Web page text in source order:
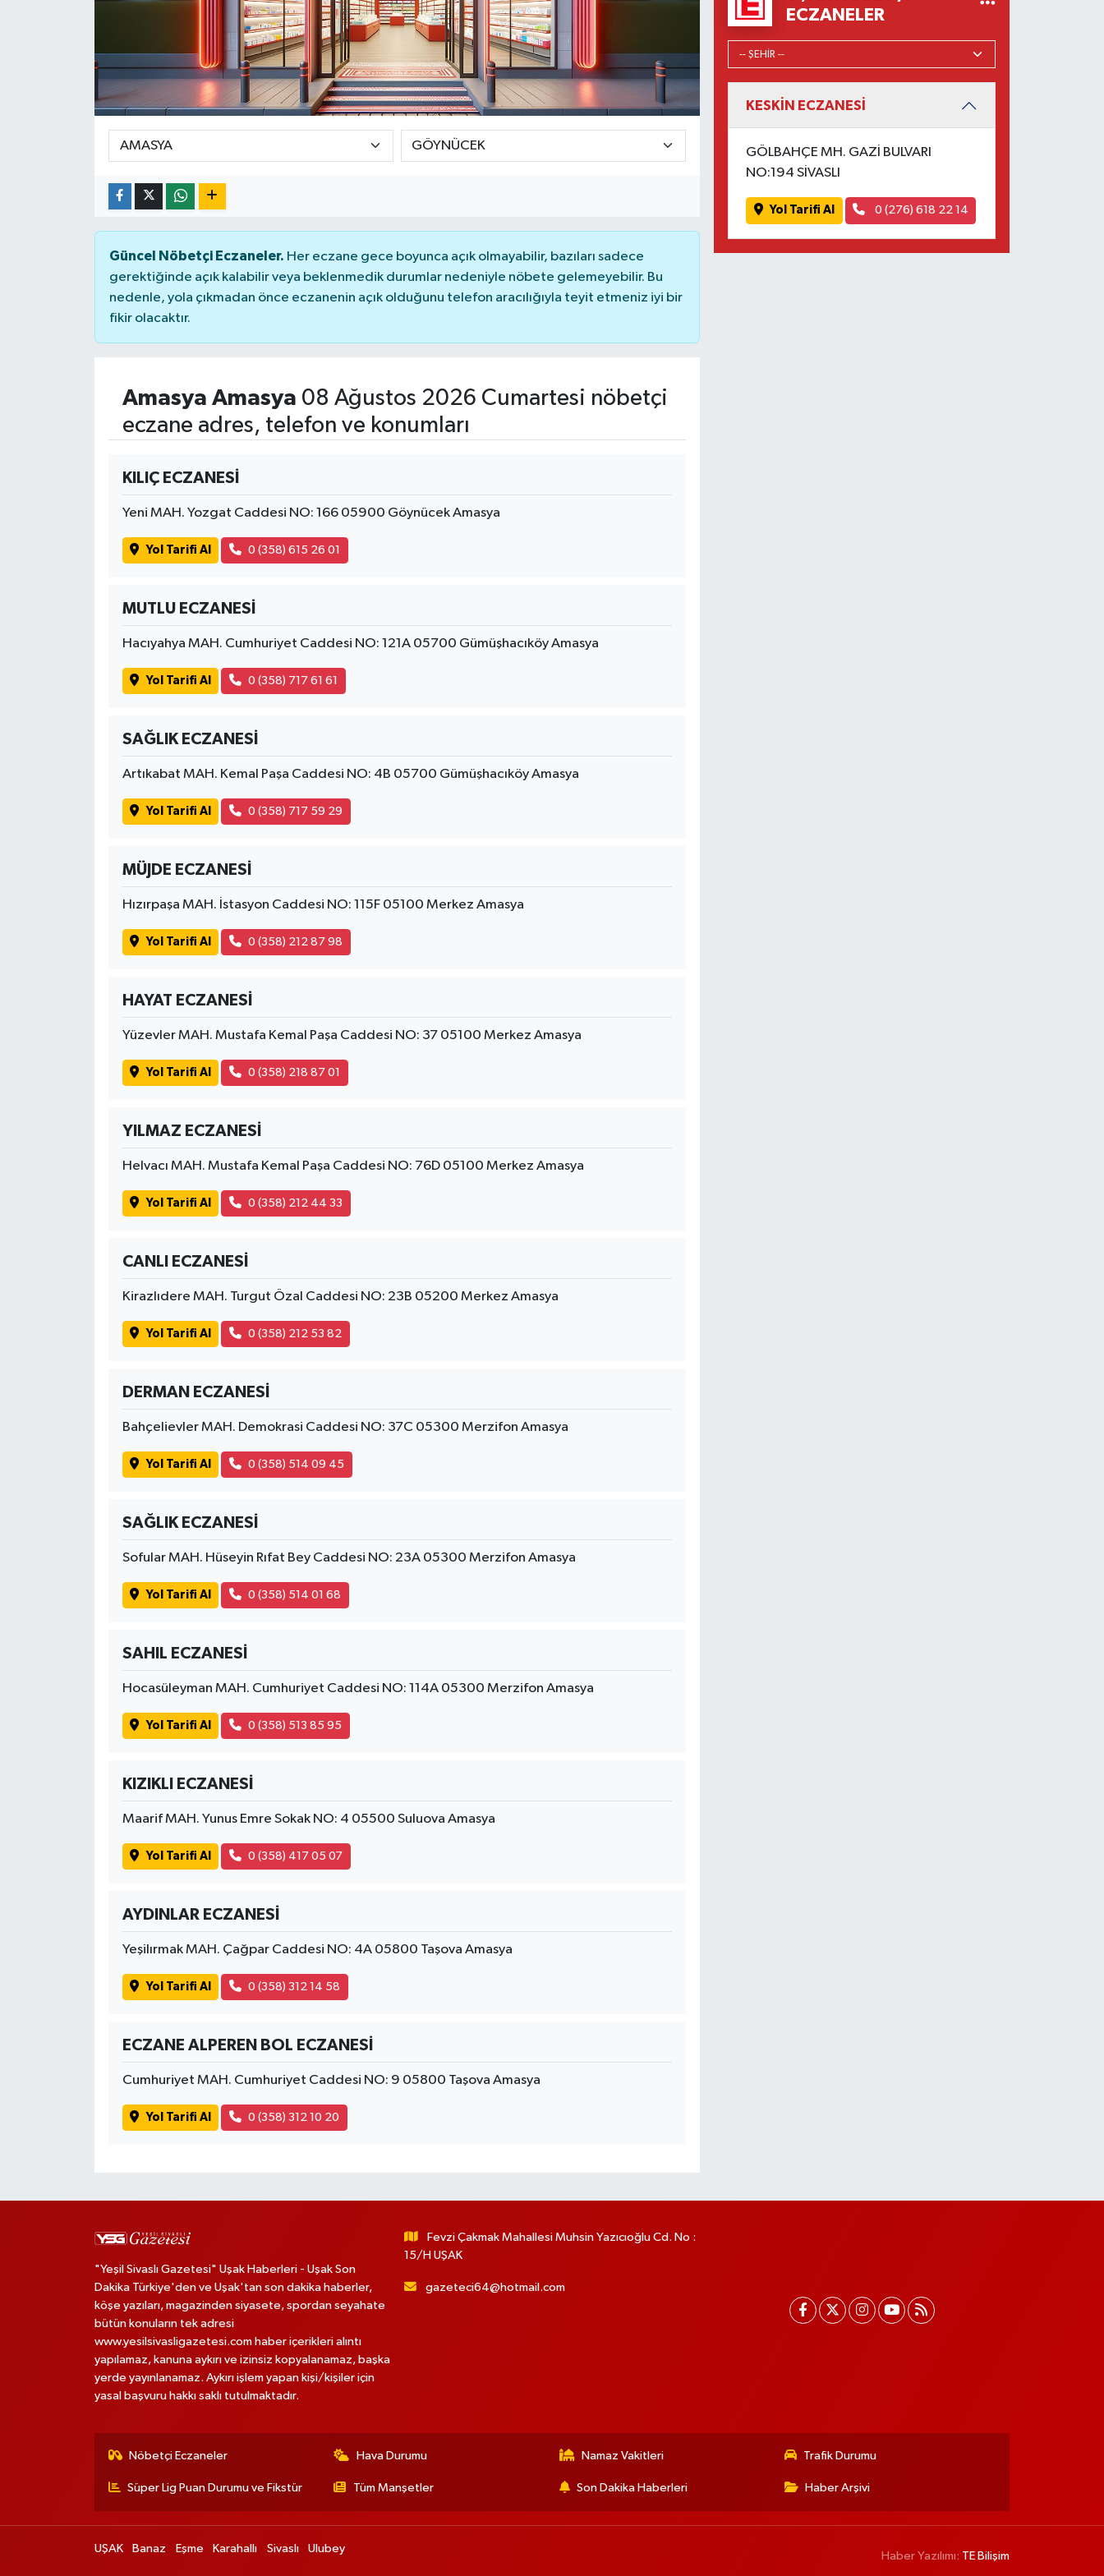
Güncel Nöbetçi Eczaneler. Her eczane gece boyunca açık olmayabilir, bazıları sadece
gerektiğinde açık kalabilir veya beklenmedik durumlar nedeniyle nöbete gelemeyebilir. Bu
nedenle, yola çıkmadan önce eczanenin açık olduğunu telefon aracılığıyla teyit etmeniz iyi bir
fikir olacaktır.
Amasya Amasya 08 Ağustos 2026 Cumartesi nöbetçi
eczane adres, telefon ve konumları
KILIÇ ECZANESİ
Yeni MAH. Yozgat Caddesi NO: 166 05900 Göynücek Amasya
Yol Tarifi Al 0 (358) 615 26 01
MUTLU ECZANESİ
Hacıyahya MAH. Cumhuriyet Caddesi NO: 121A 05700 Gümüşhacıköy Amasya
Yol Tarifi Al 0 (358) 717 61 61
SAĞLIK ECZANESİ
Artıkabat MAH. Kemal Paşa Caddesi NO: 4B 05700 Gümüşhacıköy Amasya
Yol Tarifi Al 0 (358) 717 59 29
MÜJDE ECZANESİ
Hızırpaşa MAH. İstasyon Caddesi NO: 115F 05100 Merkez Amasya
Yol Tarifi Al 0 (358) 212 87 98
HAYAT ECZANESİ
Yüzevler MAH. Mustafa Kemal Paşa Caddesi NO: 37 05100 Merkez Amasya
Yol Tarifi Al 0 (358) 218 87 01
YILMAZ ECZANESİ
Helvacı MAH. Mustafa Kemal Paşa Caddesi NO: 76D 05100 Merkez Amasya
Yol Tarifi Al 0 (358) 212 44 33
CANLI ECZANESİ
Kirazlıdere MAH. Turgut Özal Caddesi NO: 23B 05200 Merkez Amasya
Yol Tarifi Al 0 (358) 212 53 82
DERMAN ECZANESİ
Bahçelievler MAH. Demokrasi Caddesi NO: 37C 05300 Merzifon Amasya
Yol Tarifi Al 0 (358) 514 09 45
SAĞLIK ECZANESİ
Sofular MAH. Hüseyin Rıfat Bey Caddesi NO: 23A 05300 Merzifon Amasya
Yol Tarifi Al 0 (358) 514 01 68
SAHIL ECZANESİ
Hocasüleyman MAH. Cumhuriyet Caddesi NO: 114A 05300 Merzifon Amasya
Yol Tarifi Al 0 (358) 513 85 95
KIZIKLI ECZANESİ
Maarif MAH. Yunus Emre Sokak NO: 4 05500 Suluova Amasya
Yol Tarifi Al 0 (358) 417 05 07
AYDINLAR ECZANESİ
Yeşilırmak MAH. Çağpar Caddesi NO: 4A 05800 Taşova Amasya
Yol Tarifi Al 0 (358) 312 14 58
ECZANE ALPEREN BOL ECZANESİ
Cumhuriyet MAH. Cumhuriyet Caddesi NO: 9 05800 Taşova Amasya
Yol Tarifi Al 0 (358) 312 10 20
ECZANELER
KESKİN ECZANESİ
GÖLBAHÇE MH. GAZİ BULVARI
NO:194 SİVASLI
Yol Tarifi Al 0 (276) 618 22 14
"Yeşil Sivaslı Gazetesi" Uşak Haberleri - Uşak Son
Dakika Türkiye'den ve Uşak'tan son dakika haberler,
köşe yazıları, magazinden siyasete, spordan seyahate
bütün konuların tek adresi
www.yesilsivasligazetesi.com haber içerikleri alıntı
yapılamaz, kanuna aykırı ve izinsiz kopyalanamaz, başka
yerde yayınlanamaz. Aykırı işlem yapan kişi/kişiler için
yasal başvuru hakkı saklı tutulmaktadır.
Fevzi Çakmak Mahallesi Muhsin Yazıcıoğlu Cd. No :
15/H UŞAK
gazeteci64@hotmail.com
Nöbetçi Eczaneler Hava Durumu Namaz Vakitleri Trafik Durumu
Süper Lig Puan Durumu ve Fikstür Tüm Manşetler Son Dakika Haberleri Haber Arşivi
UŞAK Banaz Eşme Karahallı Sivaslı Ulubey
Haber Yazılımı: TE Bilişim